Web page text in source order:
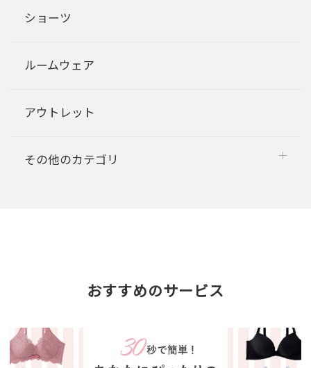
ショーツ
ルームウェア
アウトレット
その他のカテゴリ
おすすめのサービス